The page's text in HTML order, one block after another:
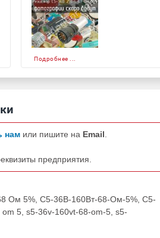
Подробнее ...
нам или пишите на Email
предприятия.
Ом 5%, С5-36В-160Вт-68-Ом-5%, С5-
5, s5-36v-160vt-68-om-5, s5-